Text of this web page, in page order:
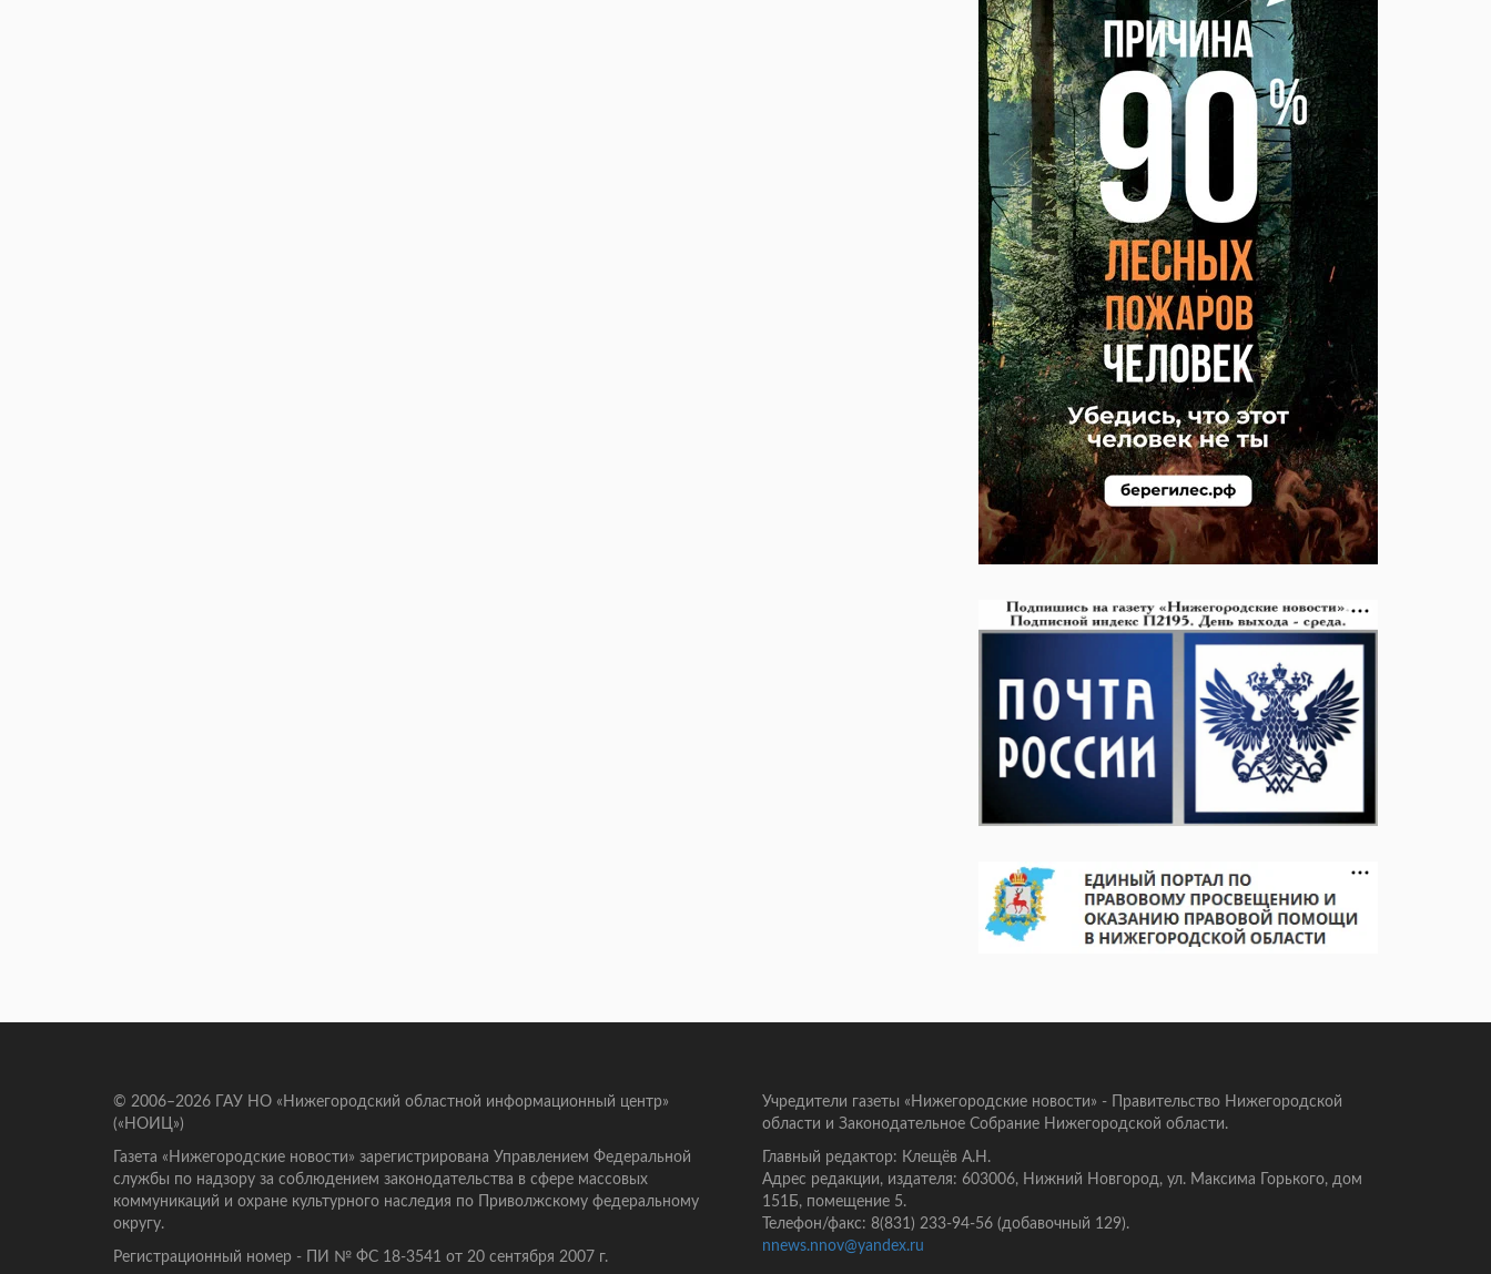
© 2006–2026 ГАУ НО «Нижегородский областной информационный центр»
(«НОИЦ»)
Газета «Нижегородские новости» зарегистрирована Управлением Федеральной
службы по надзору за соблюдением законодательства в сфере массовых
коммуникаций и охране культурного наследия по Приволжскому федеральному
округу.
Регистрационный номер - ПИ № ФС 18-3541 от 20 сентября 2007 г.
Учредители газеты «Нижегородские новости» - Правительство Нижегородской
области и Законодательное Собрание Нижегородской области.
Главный редактор: Клещёв А.Н.
Адрес редакции, издателя: 603006, Нижний Новгород, ул. Максима Горького, дом
151Б, помещение 5.
Телефон/факс: 8(831) 233-94-56 (добавочный 129).
nnews.nnov@yandex.ru